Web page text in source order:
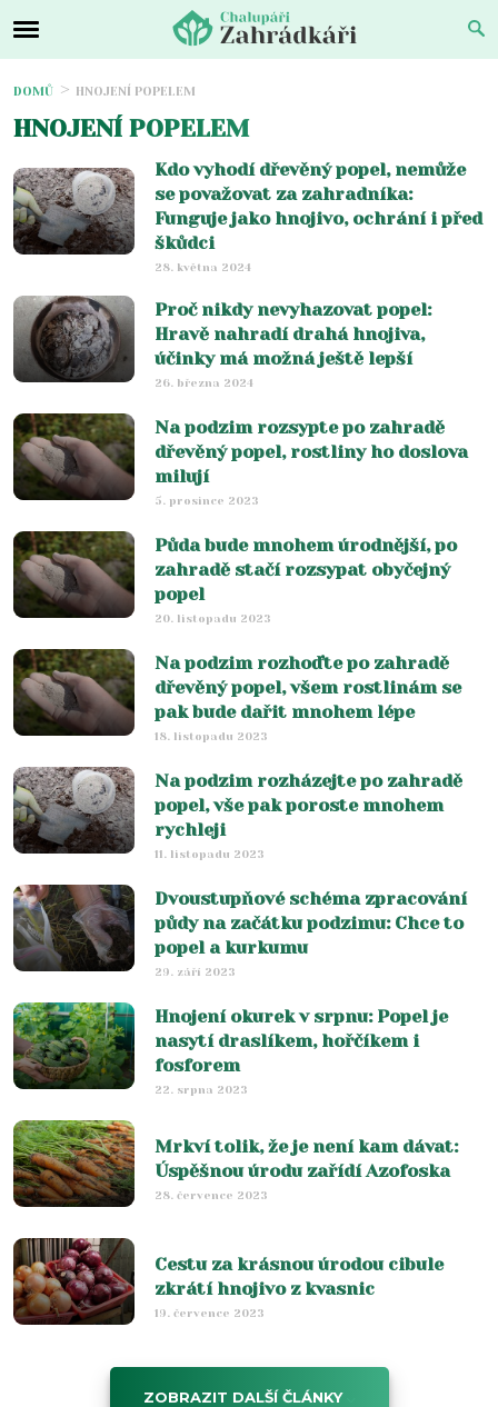
DOMŮ HNOJENÍ POPELEM
HNOJENÍ POPELEM
Kdo vyhodí dřevěný popel, nemůže
se považovat za zahradníka:
Funguje jako hnojivo, ochrání i před
škůdci
28. května 2024
Proč nikdy nevyhazovat popel:
Hravě nahradí drahá hnojiva,
účinky má možná ještě lepší
26. března 2024
Na podzim rozsypte po zahradě
dřevěný popel, rostliny ho doslova
milují
5. prosince 2023
Půda bude mnohem úrodnější, po
zahradě stačí rozsypat obyčejný
popel
20. listopadu 2023
Na podzim rozhoďte po zahradě
dřevěný popel, všem rostlinám se
pak bude dařit mnohem lépe
18. listopadu 2023
Na podzim rozházejte po zahradě
popel, vše pak poroste mnohem
rychleji
11. listopadu 2023
Dvoustupňové schéma zpracování
půdy na začátku podzimu: Chce to
popel a kurkumu
29. září 2023
Hnojení okurek v srpnu: Popel je
nasytí draslíkem, hořčíkem i
fosforem
22. srpna 2023
Mrkví tolik, že je není kam dávat:
Úspěšnou úrodu zařídí Azofoska
28. července 2023
Cestu za krásnou úrodou cibule
zkrátí hnojivo z kvasnic
19. července 2023
ZOBRAZIT DALŠÍ ČLÁNKY